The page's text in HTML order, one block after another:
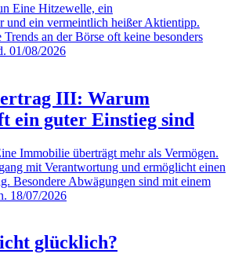
Eine Hitzewelle, ein
und ein vermeintlich heißer Aktientipp.
an der Börse oft keine besonders
01/08/2026
III: Warum
ein guter Einstieg sind
Immobilie überträgt mehr als Vermögen.
mit Verantwortung und ermöglicht einen
Besondere Abwägungen sind mit einem
18/07/2026
glücklich?